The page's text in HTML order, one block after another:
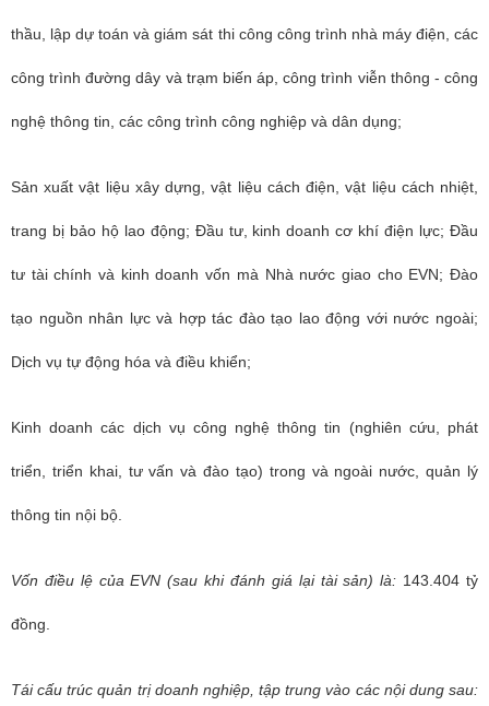
thầu, lập dự toán và giám sát thi công công trình nhà máy điện, các
công trình đường dây và trạm biến áp, công trình viễn thông - công
nghệ thông tin, các công trình công nghiệp và dân dụng;
Sản xuất vật liệu xây dựng, vật liệu cách điện, vật liệu cách nhiệt,
trang bị bảo hộ lao động; Đầu tư, kinh doanh cơ khí điện lực; Đầu
tư tài chính và kinh doanh vốn mà Nhà nước giao cho EVN; Đào
tạo nguồn nhân lực và hợp tác đào tạo lao động với nước ngoài;
Dịch vụ tự động hóa và điều khiển;
Kinh doanh các dịch vụ công nghệ thông tin (nghiên cứu, phát
triển, triển khai, tư vấn và đào tạo) trong và ngoài nước, quản lý
thông tin nội bộ.
Vốn điều lệ của EVN (sau khi đánh giá lại tài sản) là: 143.404 tỷ
đồng.
Tái cấu trúc quản trị doanh nghiệp, tập trung vào các nội dung sau: